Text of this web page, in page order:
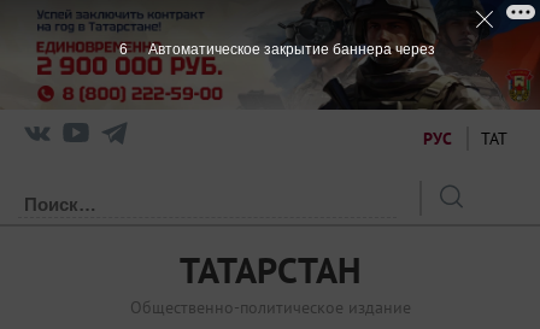
РУС ТАТ
ТАТАРСТАН
Общественно-политическое издание
6 Автоматическое закрытие баннера через